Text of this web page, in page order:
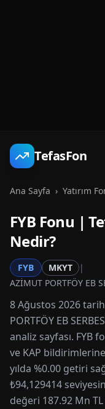
TefasFon
Ana Sayfa › Yatırım
FYB Fonu |
Nedir?
FYB MKYT
|
AZİMUT PORTFÖY EB
8 Ağustos 2026
PORTFÖY EB
analiz sayfası. FYB
ve KAP
yılda %0.00 getiri
₺94,129414
değeri 187.92 Mn